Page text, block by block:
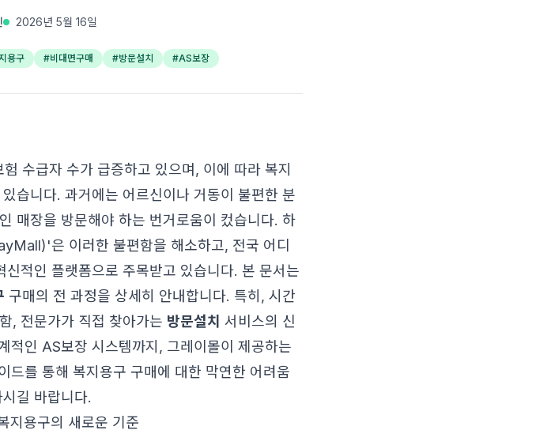
2026년 5월 16일
용구 #비대면구매 #방문설치 #AS보장
수급자 수가 급증하고 있으며, 이에 따라 복지
습니다. 과거에는 어르신이나 거동이 불편한 분
매장을 방문해야 하는 번거로움이 컸습니다. 하
은 이러한 불편함을 해소하고, 전국 어디
적인 플랫폼으로 주목받고 있습니다. 본 문서는
구매의 전 과정을 상세히 안내합니다. 특히, 시간
, 전문가가 직접 찾아가는 방문설치 서비스의 신
적인 AS보장 시스템까지, 그레이몰이 제공하는
드를 통해 복지용구 구매에 대한 막연한 어려움
길 바랍니다.
지용구의 새로운 기준